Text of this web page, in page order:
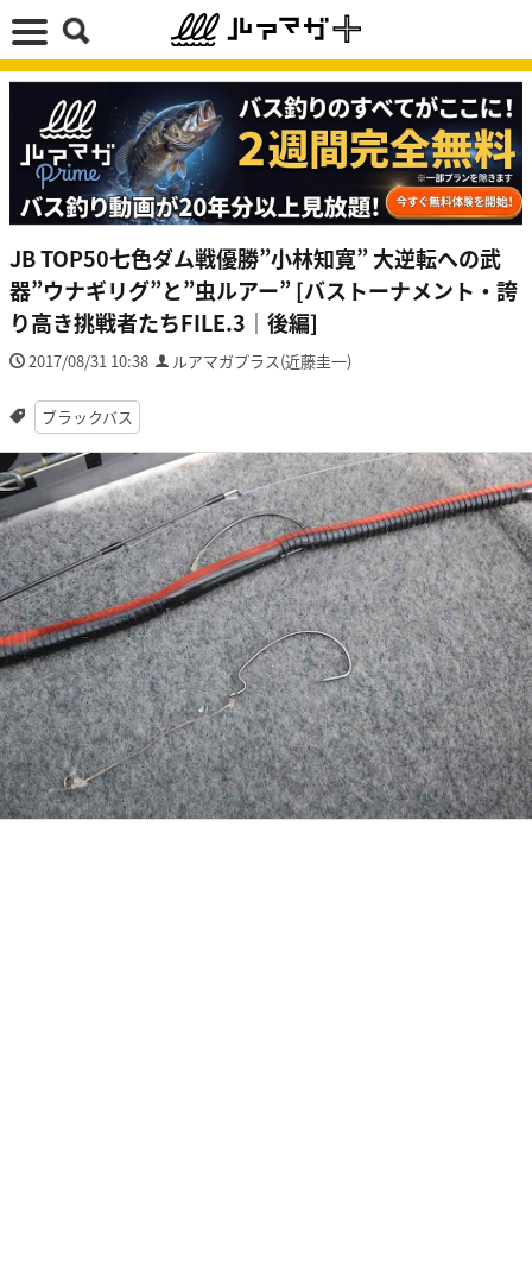
JB TOP50七色ダム戦優勝”小林知寛” 大逆転への武
器”ウナギリグ”と”虫ルアー” [バストーナメント・誇
り高き挑戦者たちFILE.3｜後編]
2017/08/31 10:38 ルアマガプラス(近藤圭一)
ブラックバス